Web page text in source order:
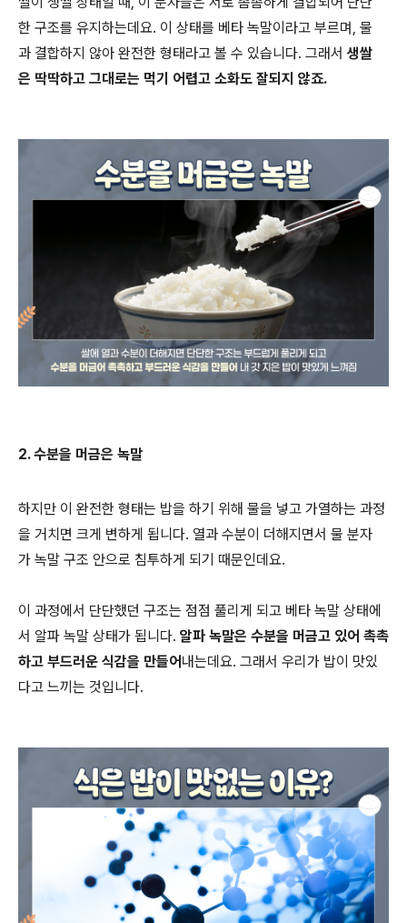
한 구조를 유지하는데요. 이 상태를 베타 녹말이라고 부르며, 물
과 결합하지 않아 완전한 형태라고 볼 수 있습니다. 그래서 생쌀
은 딱딱하고 그대로는 먹기 어렵고 소화도 잘되지 않죠.
2. 수분을 머금은 녹말
하지만 이 완전한 형태는 밥을 하기 위해 물을 넣고 가열하는 과정
을 거치면 크게 변하게 됩니다. 열과 수분이 더해지면서 물 분자
가 녹말 구조 안으로 침투하게 되기 때문인데요.
이 과정에서 단단했던 구조는 점점 풀리게 되고 베타 녹말 상태에
서 알파 녹말 상태가 됩니다. 알파 녹말은 수분을 머금고 있어 촉촉
하고 부드러운 식감을 만들어내는데요. 그래서 우리가 밥이 맛있
다고 느끼는 것입니다.